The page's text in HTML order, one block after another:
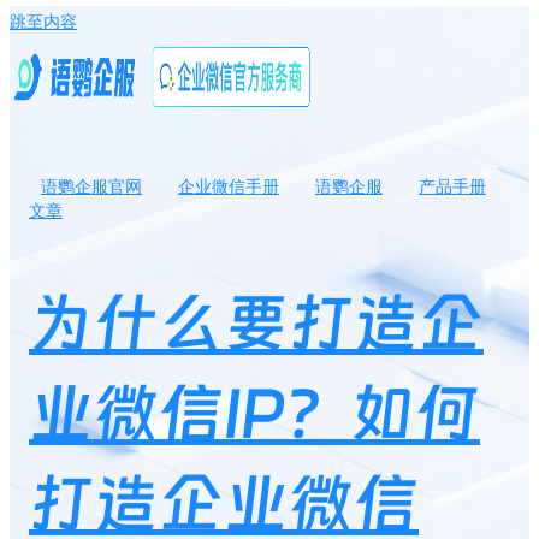
跳至内容
语鹦企服官网 企业微信手册 语鹦企服
产品手册
文章
为什么要打造企
业微信IP？如何
打造企业微信